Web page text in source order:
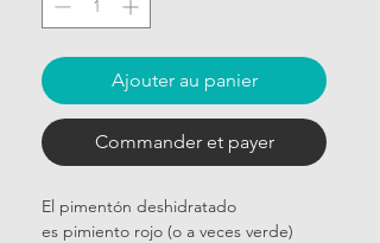
Ajouter au panier
Commander et payer
El pimentón deshidratado
es pimiento rojo (o a veces verde)